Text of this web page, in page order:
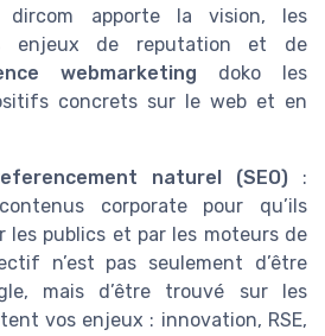
dircom apporte la vision, les
enjeux de reputation et de
webmarketing doko les
concrets sur le web et en
naturel (SEO) :
corporate pour qu’ils
les publics et par les moteurs de
n’est pas seulement d’être
mais d’être trouvé sur les
vos enjeux : innovation, RSE,